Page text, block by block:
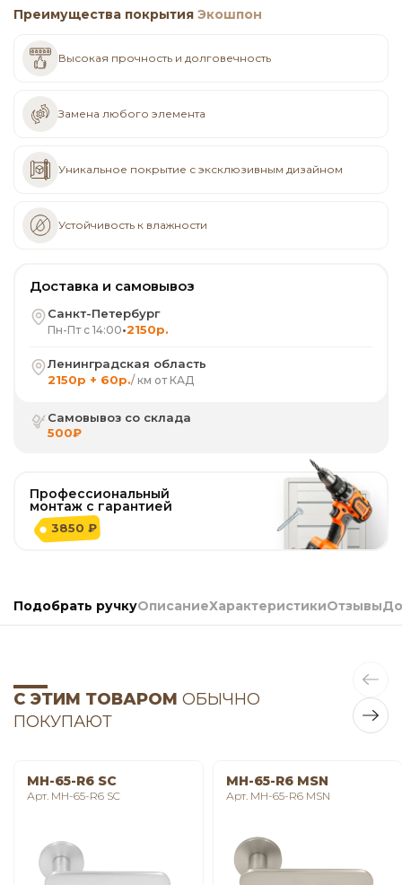
Преимущества покрытия Экошпон
Высокая прочность и долговечность
Замена любого элемента
Уникальное покрытие с эксклюзивным дизайном
Устойчивость к влажности
Доставка и самовывоз
Санкт-Петербург
Пн-Пт с 14:00•2150р.
Ленинградская область
2150р + 60р./ км от КАД
Самовывоз со склада
500₽
Профессиональный
монтаж с гарантией
3850 ₽
Подобрать ручкуОписаниеХарактеристикиОтзывы
С ЭТИМ ТОВАРОМ ОБЫЧНО
ПОКУПАЮТ
MH-65-R6 SC
Арт. MH-65-R6 SC
MH-65-R6 MSN
Арт. MH-65-R6 MSN